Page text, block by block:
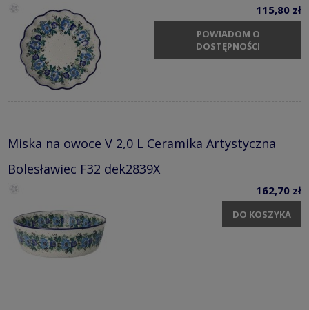
115,80 zł
POWIADOM O
DOSTĘPNOŚCI
Miska na owoce V 2,0 L Ceramika Artystyczna
Bolesławiec F32 dek2839X
162,70 zł
DO KOSZYKA